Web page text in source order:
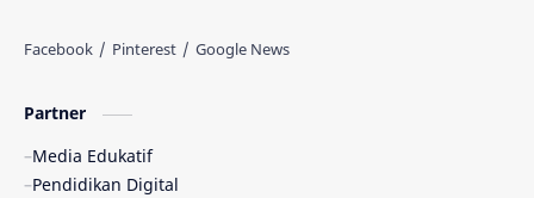
Partner
Media Edukatif
Pendidikan Digital